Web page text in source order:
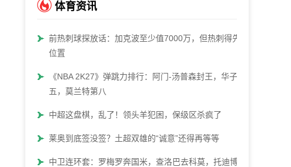
体育资讯
前热刺球探放话：加克波至少值7000万，但热刺得先腾
位置
《NBA 2K27》弹跳力排行：阿门-汤普森封王，华子第
五，莫兰特第八
中超这盘棋，乱了！领头羊犯困，保级区杀疯了
莱奥到底签没签？土超双雄的“诚意”还得再等等
中卫连环套：罗梅罗奔国米，查洛巴去科莫，托迪博瞄